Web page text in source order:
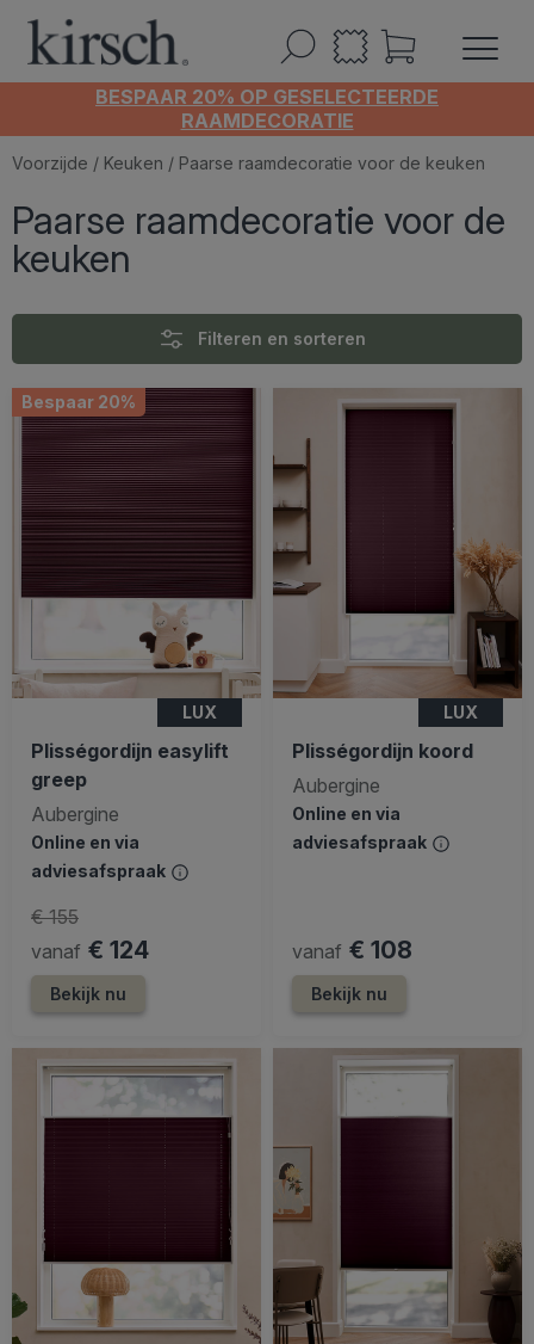
BESPAAR 20% OP GESELECTEERDE
RAAMDECORATIE
Voorzijde / Keuken / Paarse raamdecoratie voor de keuken
Paarse raamdecoratie voor de
keuken
Filteren en sorteren
Bespaar 20%
LUX
Plisségordijn easylift
greep
Aubergine
Online en via
adviesafspraak
vanaf € 124
€ 155
Bekijk nu
LUX
Plisségordijn koord
Aubergine
Online en via
adviesafspraak
vanaf € 108
Bekijk nu